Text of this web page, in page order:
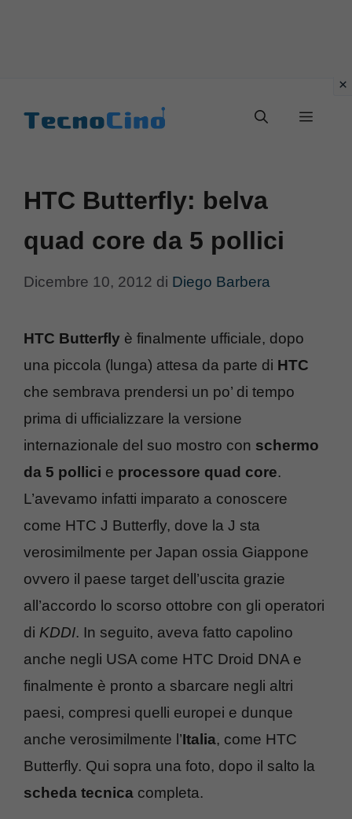
Menu
HTC Butterfly: belva
quad core da 5 pollici
Dicembre 10, 2012 di Diego Barbera
HTC Butterfly è finalmente ufficiale, dopo
una piccola (lunga) attesa da parte di HTC
che sembrava prendersi un po’ di tempo
prima di ufficializzare la versione
internazionale del suo mostro con schermo
da 5 pollici e processore quad core.
L’avevamo infatti imparato a conoscere
come HTC J Butterfly, dove la J sta
verosimilmente per Japan ossia Giappone
ovvero il paese target dell’uscita grazie
all’accordo lo scorso ottobre con gli operatori
di KDDI. In seguito, aveva fatto capolino
anche negli USA come HTC Droid DNA e
finalmente è pronto a sbarcare negli altri
paesi, compresi quelli europei e dunque
anche verosimilmente l’Italia, come HTC
Butterfly. Qui sopra una foto, dopo il salto la
scheda tecnica completa.